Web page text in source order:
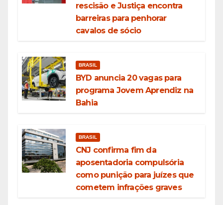
rescisão e Justiça encontra
barreiras para penhorar
cavalos de sócio
BRASIL
BYD anuncia 20 vagas para
programa Jovem Aprendiz na
Bahia
BRASIL
CNJ confirma fim da
aposentadoria compulsória
como punição para juízes que
cometem infrações graves